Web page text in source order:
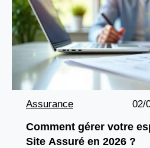
Assurance 02/
Comment gérer votre
Site Assuré en 2026 ?